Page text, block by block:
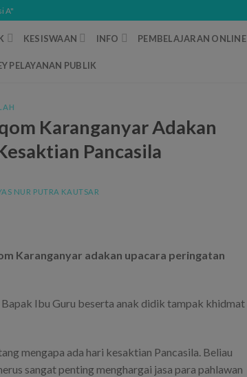
A"
KESISWAAN INFO PEMBELAJARAN ONLINE
PELAYANAN PUBLIK
Karanganyar Adakan
Pancasila
NUR PUTRA KAUTSAR
Karanganyar adakan upacara peringatan
Ibu Guru beserta anak didik tampak khidmat
mengapa ada hari kesaktian Pancasila. Beliau
sangat penting menghargai jasa para pahlawan